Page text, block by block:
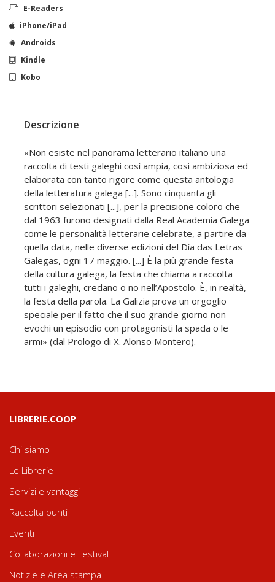
E-Readers
iPhone/iPad
Androids
Kindle
Kobo
Descrizione
«Non esiste nel panorama letterario italiano una
raccolta di testi galeghi così ampia, cosi ambiziosa ed
elaborata con tanto rigore come questa antologia
della letteratura galega [...]. Sono cinquanta gli
scrittori selezionati [...], per la precisione coloro che
dal 1963 furono designati dalla Real Academia Galega
come le personalità letterarie celebrate, a partire da
quella data, nelle diverse edizioni del Día das Letras
Galegas, ogni 17 maggio. [...] È la più grande festa
della cultura galega, la festa che chiama a raccolta
tutti i galeghi, credano o no nell’Apostolo. È, in realtà,
la festa della parola. La Galizia prova un orgoglio
speciale per il fatto che il suo grande giorno non
evochi un episodio con protagonisti la spada o le
armi» (dal Prologo di X. Alonso Montero).
LIBRERIE.COOP
Chi siamo
Le Librerie
Servizi e vantaggi
Raccolta punti
Eventi
Collaborazioni e Festival
Notizie e Area stampa